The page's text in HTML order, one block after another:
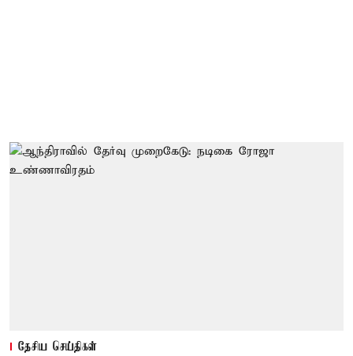
தேசிய செய்திகள்